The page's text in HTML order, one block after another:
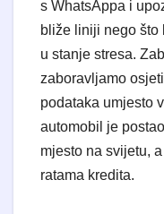
s WhatsAppa i
bliže liniji nego što
u stanje stresa.
zaboravljamo
podataka umjesto
automobil je
mjesto na svijetu,
ratama kredita.